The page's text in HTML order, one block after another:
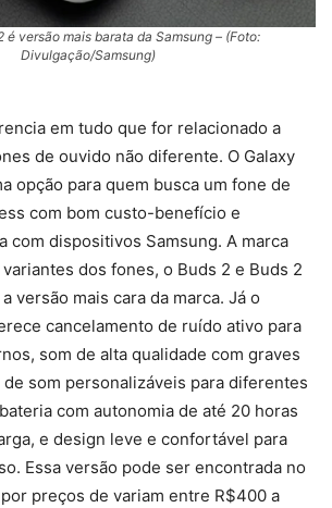
é versão mais barata da Samsung – (Foto:
Divulgação/Samsung)
em tudo que for relacionado a
de ouvido não diferente. O Galaxy
opção para quem busca um fone de
com bom custo-benefício e
com dispositivos Samsung. A marca
dos fones, o Buds 2 e Buds 2
versão mais cara da marca. Já o
cancelamento de ruído ativo para
som de alta qualidade com graves
som personalizáveis para diferentes
com autonomia de até 20 horas
e design leve e confortável para
Essa versão pode ser encontrada no
preços de variam entre R$400 a